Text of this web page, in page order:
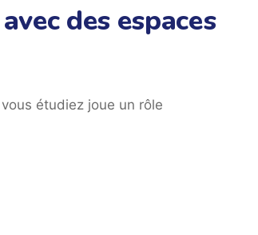
des espaces
étudiez joue un rôle